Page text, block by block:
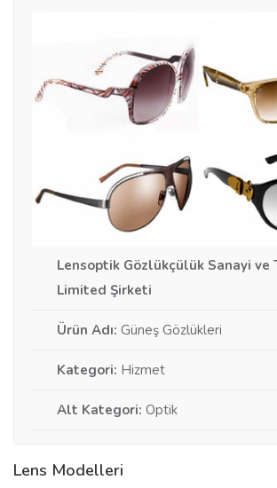
Lensoptik Gözlükçülük Sanayi ve
Limited Şirketi
Ürün Adı: Güneş Gözlükleri
Kategori: Hizmet
Alt Kategori: Optik
Lens Modelleri